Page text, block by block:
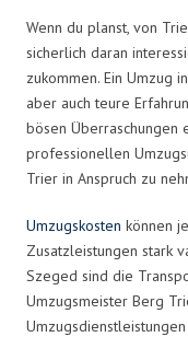
Wenn du planst, von
sicherlich daran
zukommen. Ein Umzug
aber auch teure
bösen Überraschungen
professionellen
Trier in Anspruch zu
Umzugskosten können
Zusatzleistungen stark
Szeged sind die
Umzugsmeister Berg